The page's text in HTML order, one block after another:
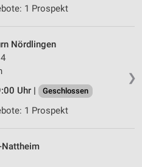
1 Prospekt
❯
Nördlingen
Uhr |
Geschlossen
1 Prospekt
Nattheim